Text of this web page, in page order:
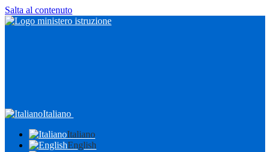
Salta al contenuto
Italiano
Italiano
English